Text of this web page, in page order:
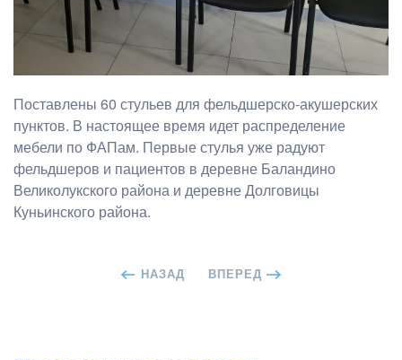
Поставлены 60 стульев для фельдшерско-акушерских
пунктов. В настоящее время идет распределение
мебели по ФАПам. Первые стулья уже радуют
фельдшеров и пациентов в деревне Баландино
Великолукского района и деревне Долговицы
Куньинского района.
НАЗАД ВПЕРЕД